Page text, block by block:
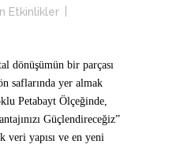
In Etkinlikler
dönüşümün bir parçası
saflarında yer almak
Petabayt Ölçeğinde,
Güçlendireceğiz”
veri yapısı ve en yeni